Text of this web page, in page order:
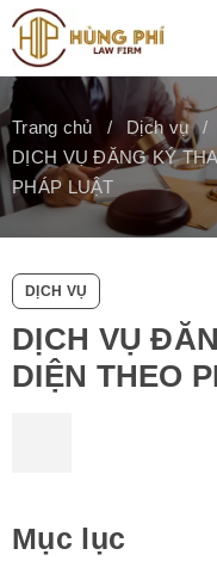
Trang chủ
Dịch vụ
DỊCH VỤ ĐĂNG KÝ
PHÁP LUẬT
DỊCH VỤ
DỊCH VỤ
DIỆN THEO
Mục lục